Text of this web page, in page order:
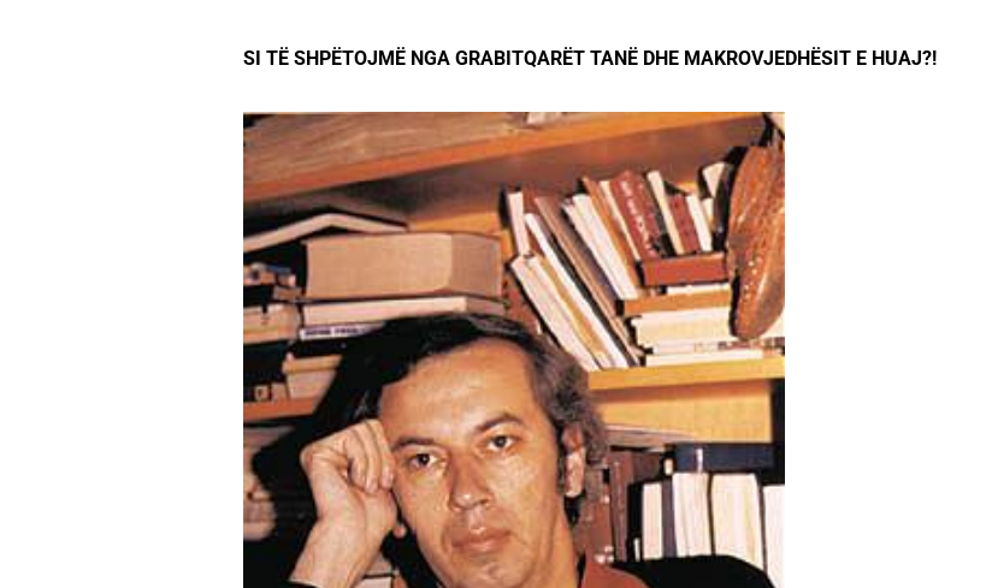
SI TË SHPËTOJMË NGA GRABITQARËT TANË DHE MAKROVJEDHËSIT E HUAJ?!